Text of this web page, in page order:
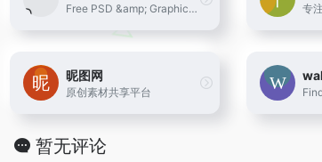
Free PSD &amp; Graphics, Illustrations
昵图网
原创素材共享平台
暂无评论